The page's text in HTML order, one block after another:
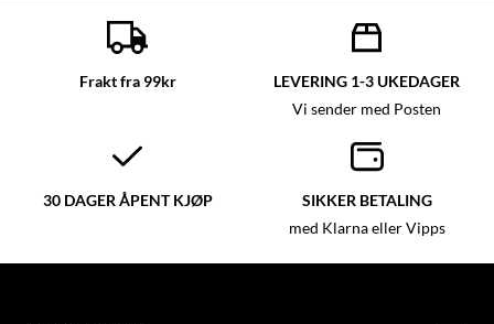
Frakt fra 99kr LEVERING 1-3 UKEDAGER
Vi sender med Posten
30 DAGER ÅPENT KJØP SIKKER BETALING
med Klarna eller Vipps